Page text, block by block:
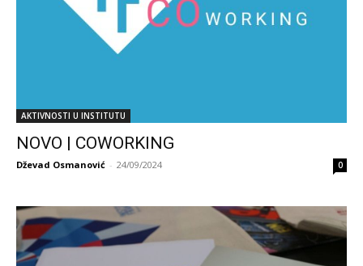
AKTIVNOSTI U INSTITUTU
NOVO | COWORKING
Dževad Osmanović - 24/09/2024 0